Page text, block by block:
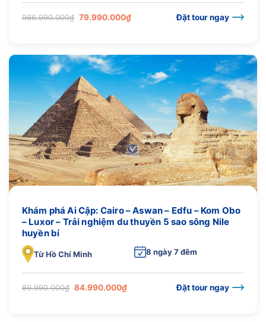
986.990.000₫ Giá
79.990.000₫Giá
hiện
Đặt tour ngay
Khám phá Ai Cập: Cairo – Aswan – Edfu – Kom Obo
– Luxor – Trải nghiệm du thuyền 5 sao sông Nile
huyền bí
Từ Hồ Chí Minh 8 ngày 7 đêm
89.990.000₫ Giá
84.990.000₫Giá
hiện
Đặt tour ngay